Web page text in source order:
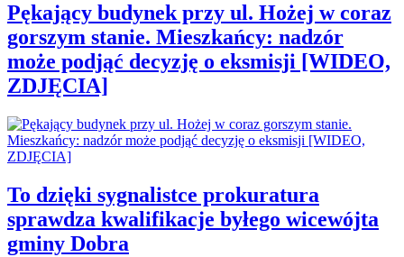
Pękający budynek przy ul. Hożej w coraz
gorszym stanie. Mieszkańcy: nadzór
może podjąć decyzję o eksmisji [WIDEO,
ZDJĘCIA]
To dzięki sygnalistce prokuratura
sprawdza kwalifikacje byłego wicewójta
gminy Dobra